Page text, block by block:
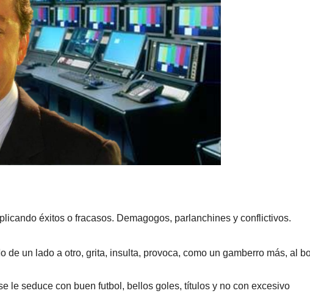
éxitos o fracasos. Demagogos, parlanchines y conflictivos.
de un lado a otro, grita, insulta, provoca, como un gamberro más, al
le seduce con buen futbol, bellos goles, títulos y no con excesivo